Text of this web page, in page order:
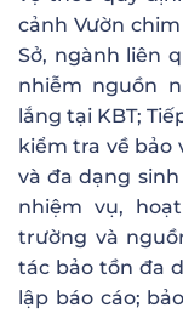
cảnh Vườn
Sở, ngành liên
nhiễm nguồn
lắng tại KBT;
kiểm tra về bảo
và đa dạng
nhiệm vụ,
trường và
tác bảo tồn đa
lập báo cáo;